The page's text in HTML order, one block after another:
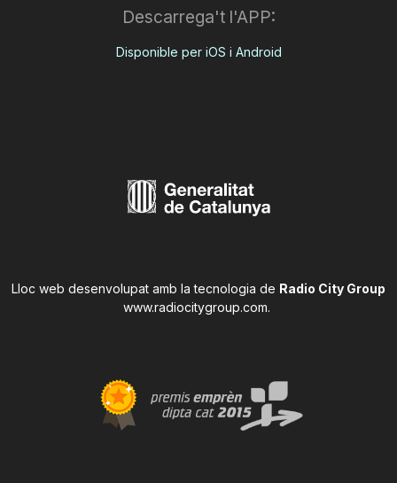
Descarrega't l'APP:
Disponible per iOS i Android
Lloc web desenvolupat amb la tecnologia de Radio City Group
www.radiocitygroup.com.